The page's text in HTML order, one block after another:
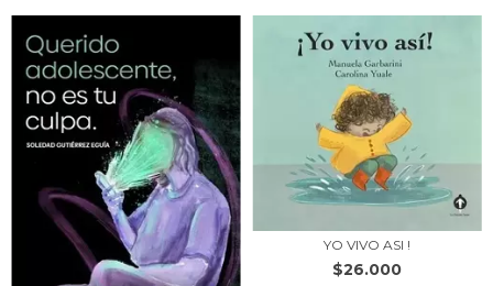
YO VIVO ASI !
$26.000